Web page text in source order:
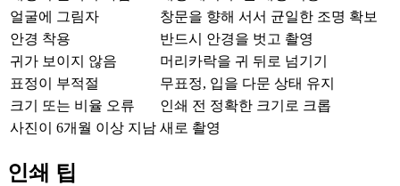
얼굴에 그림자
창문을 향해 서서 균일한 조명 확보
안경 착용
반드시 안경을 벗고 촬영
귀가 보이지 않음
머리카락을 귀 뒤로 넘기기
표정이 부적절
무표정, 입을 다문 상태 유지
크기 또는 비율 오류
인쇄 전 정확한 크기로 크롭
사진이 6개월 이상 지남 새로 촬영
인쇄 팁